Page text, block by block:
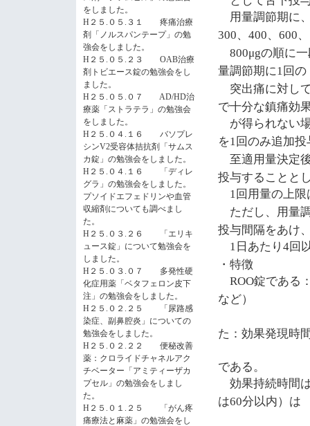
をしました。
H２５.０５.３１ 疼痛治療
剤「ノルスパンテープ」の勉
強会をしました。
H２５.０５.２３ OAB治療
剤トビエース錠の勉強会をし
ました。
H２５.０５.０７ AD/HD治
療薬「ストラテラ」の勉強会
をしました。
H２５.０４.１６ バソプレ
シンV2受容体拮抗剤「サムス
カ錠」の勉強会をしました。
H２５.０４.１６ 「ディレ
グラ」の勉強会をしました。
プソイドエフェドリンや血管
収縮剤についても調べまし
た。
H２５.０３.２６ 「エリキ
ュース錠」について勉強会を
しました。
H２５.０３.０７ 多発性硬
化症用薬「ベタフェロン皮下
注」の勉強会をしました。
H２５.０２.２５ 「尿路感
染症、副鼻腔炎」についての
勉強会をしました。
H２５.０２.２２ 便秘改善
薬：クロライドチャネルアク
チベーター「アミティーザカ
プセル」の勉強会をしまし
た。
H２５.０１.２５ 「がん疼
痛療法と麻薬」の勉強会をし
用量調節期に
300、 400、 600、
800μgの順に
量調節期に1回の
突出痛に対し
で十分な鎮痛効
が得られない
を1回のみ追加
至適用量決定
投与することと
1回用量の上
ただし、用量
投与間隔をあけ
1日あたり 4回
・特徴
ROO錠である
など）
た：効果発現時
である。
効果持続時間
は60分以内）は